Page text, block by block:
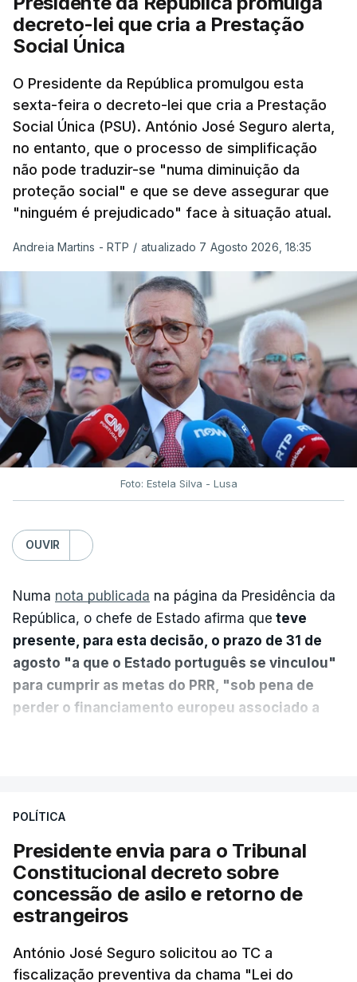
decreto-lei que cria a Prestação
Social Única
O Presidente da República promulgou esta
sexta-feira o decreto-lei que cria a Prestação
Social Única (PSU). António José Seguro alerta,
no entanto, que o processo de simplificação
não pode traduzir-se "numa diminuição da
proteção social" e que se deve assegurar que
"ninguém é prejudicado" face à situação atual.
Andreia Martins - RTP / atualizado 7 Agosto 2026, 18:35
Foto: Estela Silva - Lusa
OUVIR
Numa nota publicada na página da Presidência da
República, o chefe de Estado afirma que teve
presente, para esta decisão, o prazo de 31 de
agosto "a que o Estado português se vinculou"
para cumprir as metas do PRR, "sob pena de
perder o financiamento europeu associado a
sistema mais simples, mais justo e transparente".
"Sempre que seja possível reduzir burocracias,
eliminar sobreposições e garantir que os apoios
chegam a quem mais necessita, estaremos a dar
um passo na direção certa", argumenta o
Presidente da República.
POLÍTICA
Presidente envia para o Tribunal
Constitucional decreto sobre
concessão de asilo e retorno de
estrangeiros
António José Seguro solicitou ao TC a
fiscalização preventiva da chama "Lei do